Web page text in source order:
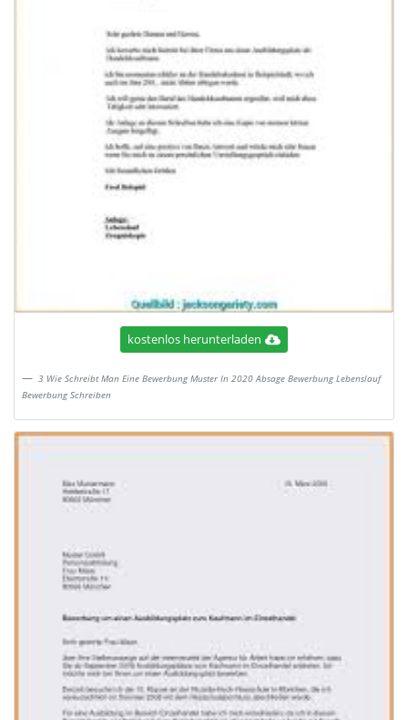
kostenlos herunterladen
3 Wie Schreibt Man Eine Bewerbung Muster In 2020 Absage Bewerbung Lebenslauf
Bewerbung Schreiben